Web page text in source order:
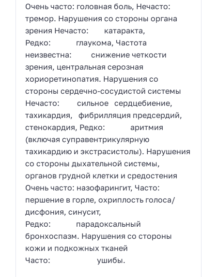
Очень часто: головная боль, Нечасто:
тремор. Нарушения со стороны органа
зрения Нечасто: катаракта,
Редко: глаукома, Частота
неизвестна: снижение четкости
зрения, центральная серозная
хориоретинопатия. Нарушения со
стороны сердечно-сосудистой системы
Нечасто: сильное сердцебиение,
тахикардия, фибрилляция предсердий,
стенокардия, Редко: аритмия
(включая суправентрикулярную
тахикардию и экстрасистолы). Нарушения
со стороны дыхательной системы,
органов грудной клетки и средостения
Очень часто: назофарингит, Часто:
першение в горле, охриплость голоса/
дисфония, синусит,
Редко: парадоксальный
бронхоспазм. Нарушения со стороны
кожи и подкожных тканей
Часто: ушибы.